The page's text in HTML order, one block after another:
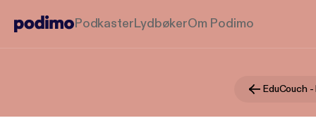
PodkasterLydbøkerOm Podimo